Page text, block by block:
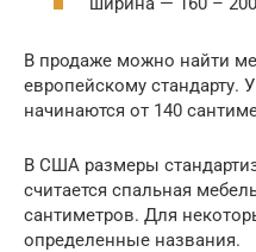
В продаже можно найти
европейскому стандарту.
начинаются от 140
В США размеры
считается спальная
сантиметров. Для
определенные названия.